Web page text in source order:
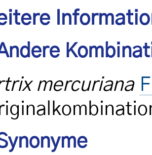
mercuriana